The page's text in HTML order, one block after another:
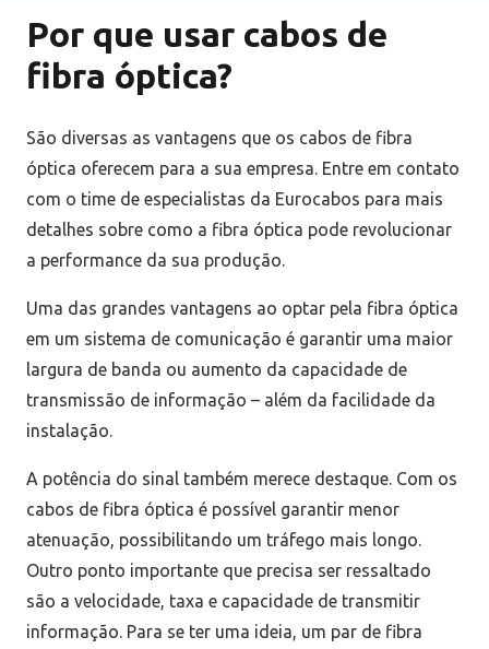
Por que usar cabos de
fibra óptica?
São diversas as vantagens que os cabos de fibra
óptica oferecem para a sua empresa. Entre em contato
com o time de especialistas da Eurocabos para mais
detalhes sobre como a fibra óptica pode revolucionar
a performance da sua produção.
Uma das grandes vantagens ao optar pela fibra óptica
em um sistema de comunicação é garantir uma maior
largura de banda ou aumento da capacidade de
transmissão de informação – além da facilidade da
instalação.
A potência do sinal também merece destaque. Com os
cabos de fibra óptica é possível garantir menor
atenuação, possibilitando um tráfego mais longo.
Outro ponto importante que precisa ser ressaltado
são a velocidade, taxa e capacidade de transmitir
informação. Para se ter uma ideia, um par de fibra